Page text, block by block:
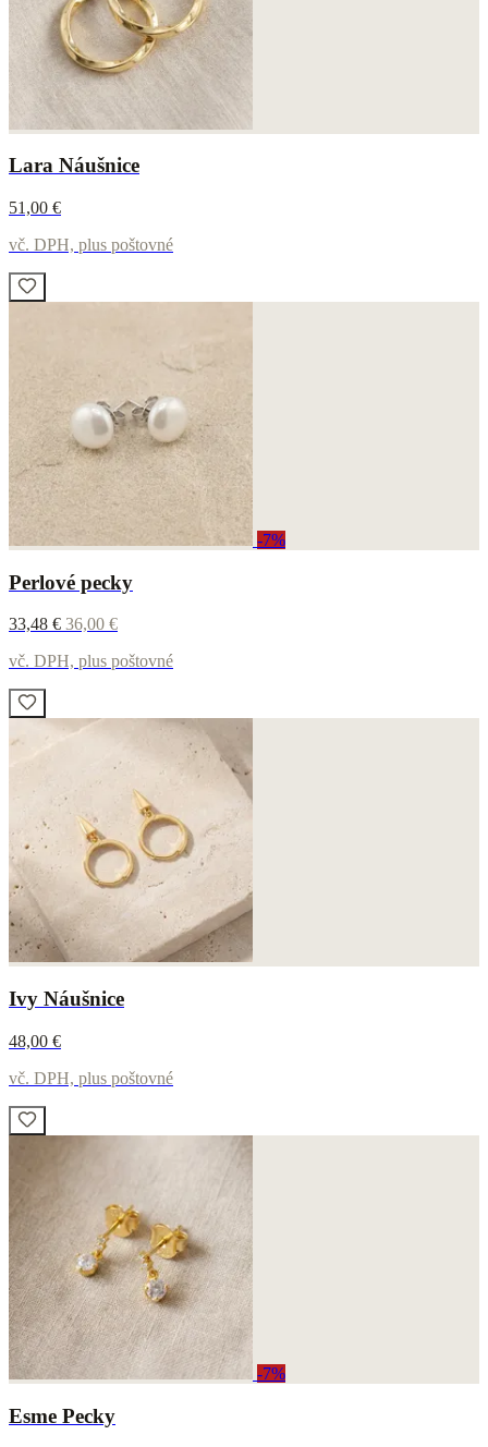
Lara Náušnice
51,00 €
vč. DPH, plus poštovné
-7%
Perlové pecky
33,48 € 36,00 €
vč. DPH, plus poštovné
Ivy Náušnice
48,00 €
vč. DPH, plus poštovné
-7%
Esme Pecky